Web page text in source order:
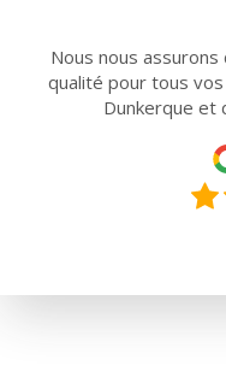
Nous nous
qualité pour tous
Dunkerque et